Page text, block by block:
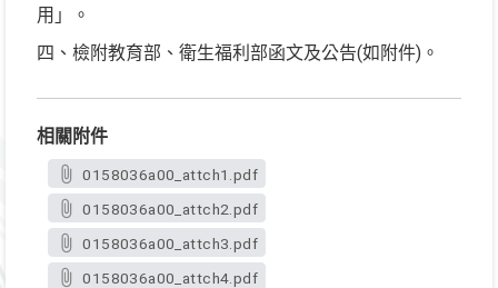
用」。
四、檢附教育部、衛生福利部函文及公告(如附件)。
相關附件
0158036a00_attch1.pdf
0158036a00_attch2.pdf
0158036a00_attch3.pdf
0158036a00_attch4.pdf